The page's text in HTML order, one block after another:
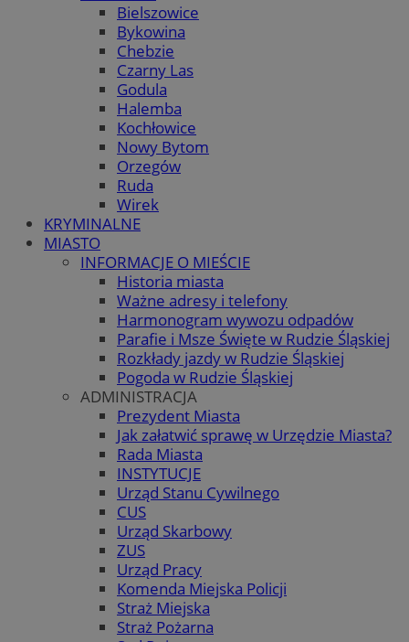
Bielszowice
Bykowina
Chebzie
Czarny Las
Godula
Halemba
Kochłowice
Nowy Bytom
Orzegów
Ruda
Wirek
KRYMINALNE
MIASTO
INFORMACJE O MIEŚCIE
Historia miasta
Ważne adresy i telefony
Harmonogram wywozu odpadów
Parafie i Msze Święte w Rudzie Śląskiej
Rozkłady jazdy w Rudzie Śląskiej
Pogoda w Rudzie Śląskiej
ADMINISTRACJA
Prezydent Miasta
Jak załatwić sprawę w Urzędzie Miasta?
Rada Miasta
INSTYTUCJE
Urząd Stanu Cywilnego
CUS
Urząd Skarbowy
ZUS
Urząd Pracy
Komenda Miejska Policji
Straż Miejska
Straż Pożarna